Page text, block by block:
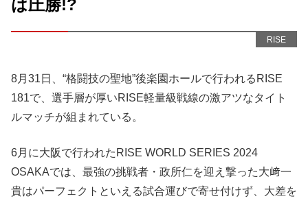
は圧勝!?
RISE
8月31日、“格闘技の聖地”後楽園ホールで行われるRISE
181で、選手層が厚いRISE軽量級戦線の激アツなタイト
ルマッチが組まれている。
6月に大阪で行われたRISE WORLD SERIES 2024
OSAKAでは、最強の挑戦者・政所仁を迎え撃った大﨑一
貴はパーフェクトといえる試合運びで寄せ付けず、大差を